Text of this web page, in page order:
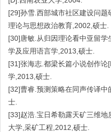
[29]孙雪.西部城市社区建设问
理论与思想政治教育,2002,硕士.
[30]唐敏.从归因理论看中亚留
学及应用语言学,2013,硕士.
[31]张海志.都梁长篇小说创作
学,2013,硕士.
[32]曹睿.预测策略在同声传译
士.
[33]赵浩.宝日希勒露天矿三维
大学,采矿工程,2012,硕士.